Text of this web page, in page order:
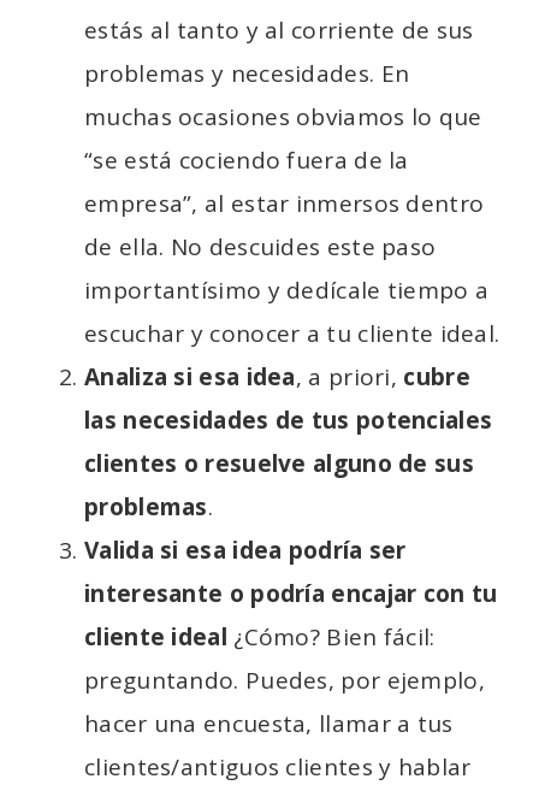
estás al tanto y al corriente de sus
problemas y necesidades. En
muchas ocasiones obviamos lo que
“se está cociendo fuera de la
empresa”, al estar inmersos dentro
de ella. No descuides este paso
importantísimo y dedícale tiempo a
escuchar y conocer a tu cliente ideal.
Analiza si esa idea, a priori, cubre
las necesidades de tus potenciales
clientes o resuelve alguno de sus
problemas.
Valida si esa idea podría ser
interesante o podría encajar con tu
cliente ideal ¿Cómo? Bien fácil:
preguntando. Puedes, por ejemplo,
hacer una encuesta, llamar a tus
clientes/antiguos clientes y hablar